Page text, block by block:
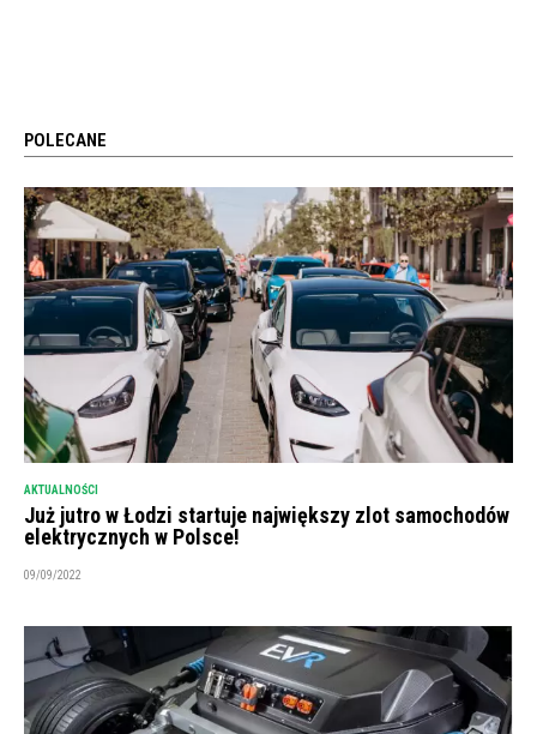
POLECANE
AKTUALNOŚCI
Już jutro w Łodzi startuje największy zlot samochodów
elektrycznych w Polsce!
09/09/2022